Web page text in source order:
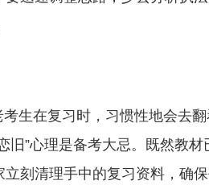
考生在复习时，习惯性地会去
旧”心理是备考大忌。既然教
刻清理手中的复习资料，确